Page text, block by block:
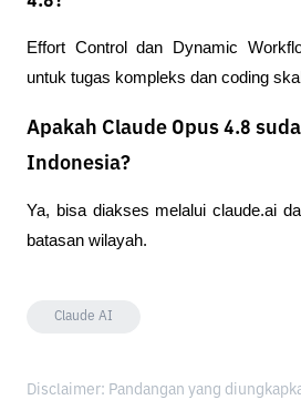
Effort Control dan Dynamic
untuk tugas kompleks dan coding
Apakah Claude Opus 4.8
Indonesia?
Ya, bisa diakses melalui claude.ai
batasan wilayah.
Claude AI
Disclaimer: Pandangan yang